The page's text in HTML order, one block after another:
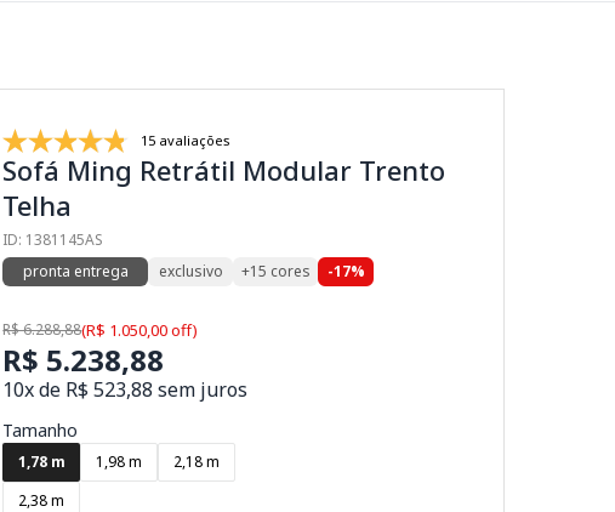
15 avaliações
Sofá Ming Retrátil Modular Trento
Telha
ID: 1381145AS
pronta entrega
exclusivo +15 cores -17%
R$ 6.288,88(R$ 1.050,00 off)
R$ 5.238,88
10x de R$ 523,88 sem juros
Tamanho
1,78 m 1,98 m
2,18 m
2,38 m